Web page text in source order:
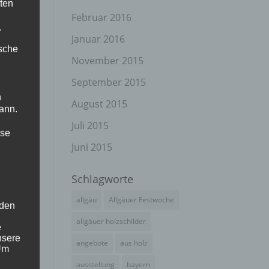
Februar 2016
Januar 2016
November 2015
September 2015
August 2015
Juli 2015
Juni 2015
Schlagworte
allgäu Allgäuer Festwoche
allgäuer holzschilder
angebote aus holz
ausstellung bayern